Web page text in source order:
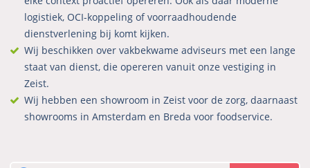
logistiek, OCI-koppeling of voorraadhoudende
dienstverlening bij komt kijken.
Wij beschikken over vakbekwame adviseurs met een lange
staat van dienst, die opereren vanuit onze vestiging in
Zeist.
Wij hebben een showroom in Zeist voor de zorg, daarnaast
showrooms in Amsterdam en Breda voor foodservice.